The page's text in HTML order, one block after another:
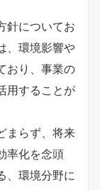
針についてお
、環境影響や
おり、事業の
用することが
らず、 将来
率化を念頭
、環境分野に